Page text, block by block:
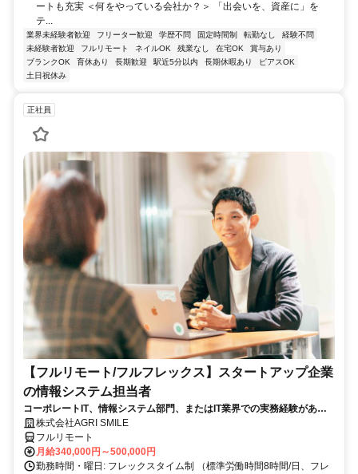
ートも充実 ＜何をやっている会社か？＞ 「出会いを、資産に」を
テ...
業界未経験者歓迎 フリーター歓迎 学歴不問 固定時間制 転勤なし
経験不問
未経験者歓迎
フルリモート ネイルOK 残業なし 在宅OK
賞与あり
ブランクOK
育休あり 長期歓迎 駅近5分以内 長期休暇あり
ピアスOK
土日祝休み
正社員
【フルリモート/フルフレックス】スタートアップ企業
の情報システム担当者
コーポレートIT、情報システム部門、またはIT業界での実務経験がある
方、大歓迎！
株式会社AGRI SMILE
フルリモート
月給340,000円～500,000円
勤務時間・曜日: フレックスタイム制 （標準労働時間8時間/日、フレ